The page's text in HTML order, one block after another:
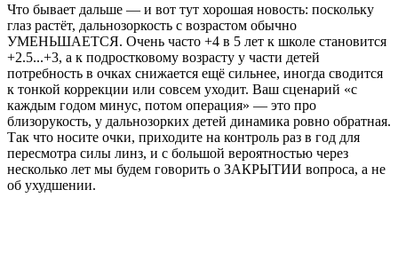
Что бывает дальше — и вот тут хорошая новость: поскольку
глаз растёт, дальнозоркость с возрастом обычно
УМЕНЬШАЕТСЯ. Очень часто +4 в 5 лет к школе становится
+2.5...+3, а к подростковому возрасту у части детей
потребность в очках снижается ещё сильнее, иногда сводится
к тонкой коррекции или совсем уходит. Ваш сценарий «с
каждым годом минус, потом операция» — это про
близорукость, у дальнозорких детей динамика ровно обратная.
Так что носите очки, приходите на контроль раз в год для
пересмотра силы линз, и с большой вероятностью через
несколько лет мы будем говорить о ЗАКРЫТИИ вопроса, а не
об ухудшении.